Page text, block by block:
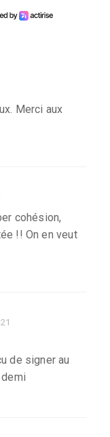
Merci aux
cohésion,
!! On en veut
de signer au